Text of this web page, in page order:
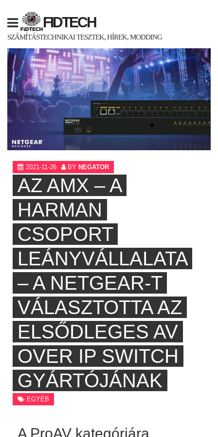
content
FIDTECH
SZÁMÍTÁSTECHNIKAI TESZTEK, HÍREK, MODDING
2021-11-26 BY NEGATOR
AZ AMX – A
HARMAN
CSOPORT
LEÁNYVÁLLALATA
– A NETGEAR-T
VÁLASZTOTTA AZ
ELSŐDLEGES AV
OVER IP SWITCH
GYÁRTÓJÁNAK
EGYÉB
A ProAV kategóriára